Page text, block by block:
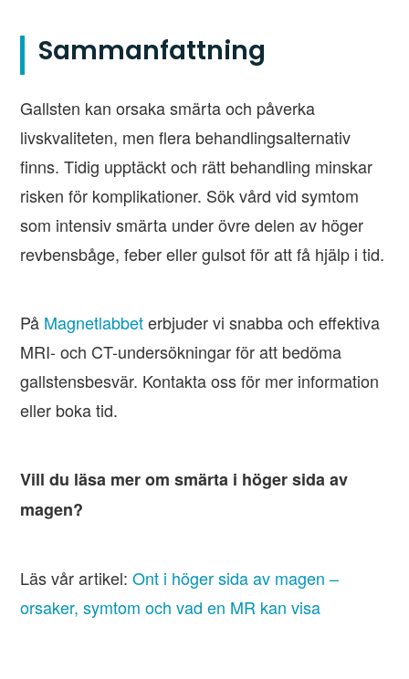
Sammanfattning
Gallsten kan orsaka smärta och påverka
livskvaliteten, men flera behandlingsalternativ
finns. Tidig upptäckt och rätt behandling minskar
risken för komplikationer. Sök vård vid symtom
som intensiv smärta under övre delen av höger
revbensbåge, feber eller gulsot för att få hjälp i tid.
På Magnetlabbeterbjuder vi snabba och effektiva
MRI- och CT-undersökningar för att bedöma
gallstensbesvär. Kontakta oss för mer information
eller boka tid.
Vill du läsa mer om smärta i höger sida av
magen?
Läs vår artikel:Ont i höger sida av magen –
orsaker, symtom och vad en MR kan visa